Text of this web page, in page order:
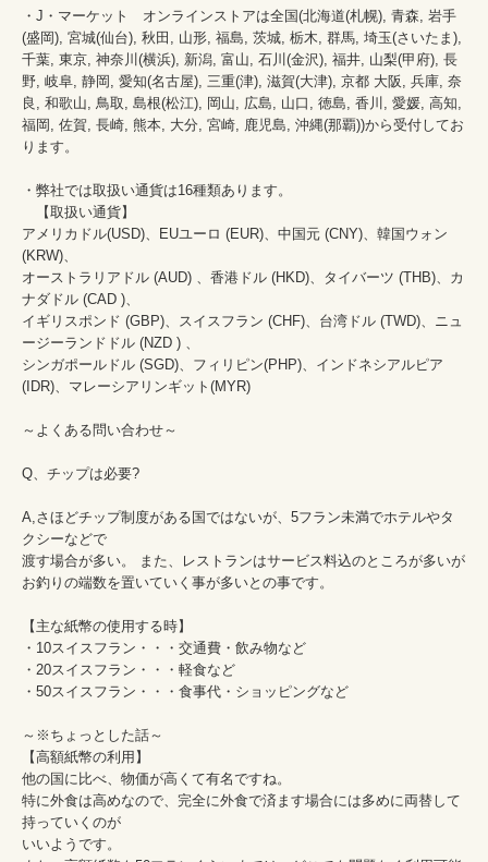
・J・マーケット　オンラインストアは全国(北海道(札幌), 青森, 岩手
(盛岡), 宮城(仙台), 秋田, 山形, 福島, 茨城, 栃木, 群馬, 埼玉(さいたま),
千葉, 東京, 神奈川(横浜), 新潟, 富山, 石川(金沢), 福井, 山梨(甲府), 長
野, 岐阜, 静岡, 愛知(名古屋), 三重(津), 滋賀(大津), 京都 大阪, 兵庫, 奈
良, 和歌山, 鳥取, 島根(松江), 岡山, 広島, 山口, 徳島, 香川, 愛媛, 高知,
福岡, 佐賀, 長崎, 熊本, 大分, 宮崎, 鹿児島, 沖縄(那覇))から受付してお
ります。
・弊社では取扱い通貨は16種類あります。
【取扱い通貨】
アメリカドル(USD)、EUユーロ (EUR)、中国元 (CNY)、韓国ウォン
(KRW)、
オーストラリアドル (AUD) 、香港ドル (HKD)、タイバーツ (THB)、カ
ナダドル (CAD )、
イギリスポンド (GBP)、スイスフラン (CHF)、台湾ドル (TWD)、ニュ
ージーランドドル (NZD ) 、
シンガポールドル (SGD)、フィリピン(PHP)、インドネシアルピア
(IDR)、マレーシアリンギット(MYR)
～よくある問い合わせ～
Q、チップは必要?
A,さほどチップ制度がある国ではないが、5フラン未満でホテルやタ
クシーなどで
渡す場合が多い。 また、レストランはサービス料込のところが多いが
お釣りの端数を置いていく事が多いとの事です。
【主な紙幣の使用する時】
・10スイスフラン・・・交通費・飲み物など
・20スイスフラン・・・軽食など
・50スイスフラン・・・食事代・ショッピングなど
～※ちょっとした話～
【高額紙幣の利用】
他の国に比べ、物価が高くて有名ですね。
特に外食は高めなので、完全に外食で済ます場合には多めに両替して
持っていくのが
いいようです。